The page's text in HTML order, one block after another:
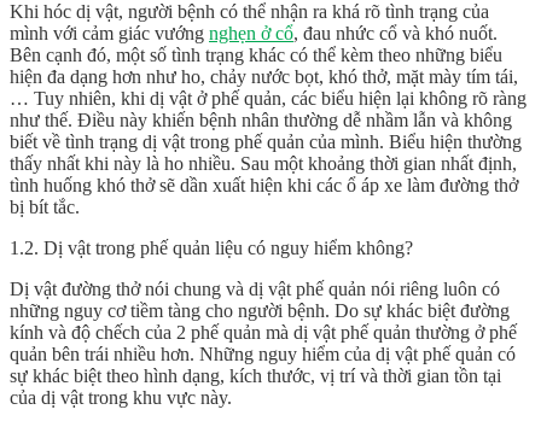
Khi hóc dị vật, người bệnh có thể nhận ra khá rõ tình trạng của
mình với cảm giác vướng nghẹn ở cổ, đau nhức cổ và khó nuốt.
Bên cạnh đó, một số tình trạng khác có thể kèm theo những biểu
hiện đa dạng hơn như ho, chảy nước bọt, khó thở, mặt mày tím tái,
… Tuy nhiên, khi dị vật ở phế quản, các biểu hiện lại không rõ ràng
như thế. Điều này khiến bệnh nhân thường dễ nhầm lẫn và không
biết về tình trạng dị vật trong phế quản của mình. Biểu hiện thường
thấy nhất khi này là ho nhiều. Sau một khoảng thời gian nhất định,
tình huống khó thở sẽ dần xuất hiện khi các ổ áp xe làm đường thở
bị bít tắc.
1.2. Dị vật trong phế quản liệu có nguy hiểm không?
Dị vật đường thở nói chung và dị vật phế quản nói riêng luôn có
những nguy cơ tiềm tàng cho người bệnh. Do sự khác biệt đường
kính và độ chếch của 2 phế quản mà dị vật phế quản thường ở phế
quản bên trái nhiều hơn. Những nguy hiểm của dị vật phế quản có
sự khác biệt theo hình dạng, kích thước, vị trí và thời gian tồn tại
của dị vật trong khu vực này.